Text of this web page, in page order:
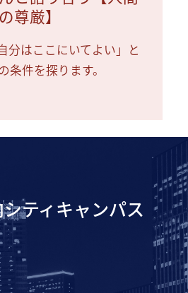
の尊厳】
分はここにいてよい」と
条件を探ります。
ティキャンパス